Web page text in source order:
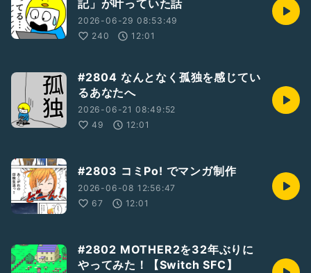
記」が叶っていた話
2026-06-29 08:53:49
240
12:01
#2804 なんとなく孤独を感じてい
るあなたへ
2026-06-21 08:49:52
49
12:01
#2803 コミPo! でマンガ制作
2026-06-08 12:56:47
67
12:01
#2802 MOTHER2を32年ぶりに
やってみた！【Switch SFC】